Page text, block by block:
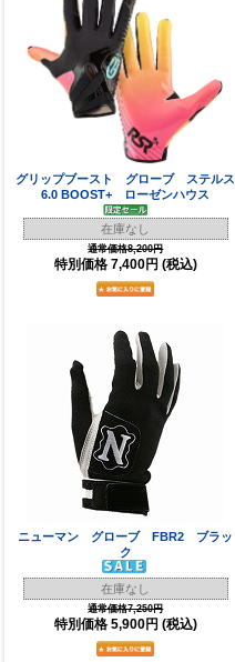
グリップブースト グローブ ステルス
6.0 BOOST+ ローゼンハウス
在庫なし
通常価格8,200円
特別価格 7,400円 (税込)
ニューマン グローブ FBR2 ブラッ
ク
在庫なし
通常価格7,250円
特別価格 5,900円 (税込)